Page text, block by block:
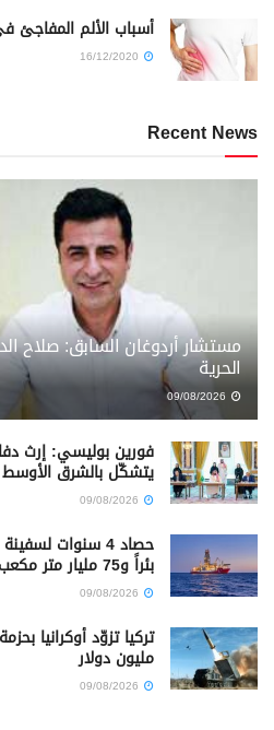
أسباب الألم المفاجئ
Recent News
مستشار أردوغان السابق: صلاح
الحرية
فورين بوليسي: إرث
يتشكّل بالشرق الأوسط
بئراً و75 مليار متر مكعب غاز
مليون دولار